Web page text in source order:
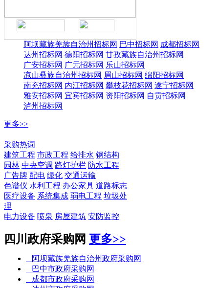
阿坝藏族羌族自治州招标网 巴中招标网 成都招标网
达州招标网 德阳招标网 甘孜藏族自治州招标网
广安招标网 广元招标网 乐山招标网
凉山彝族自治州招标网 眉山招标网 绵阳招标网
南充招标网 内江招标网 攀枝花招标网 遂宁招标网
雅安招标网 宜宾招标网 资阳招标网 自贡招标网
泸州招标网
更多>>
采购热词
建筑工程 市政工程 给排水 钢结构
园林 中央空调 路灯护栏 防水工程
广告牌 配电 绿化 交通运输
色谱仪 水利工程 办公家具 道路标志
医疗设备 系统集成 弱电工程 垃圾处
理
电力设备 喷泉 房屋建筑 安防监控
四川政府采购网 更多>>
阿坝藏族羌族自治州政府采购网
巴中市政府采购网
成都市政府采购网